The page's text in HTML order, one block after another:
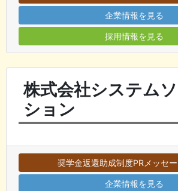
企業情報を見る
採用情報を見る
株式会社システム
ション
奨学金返還助成制度PRメッセ
企業情報を見る